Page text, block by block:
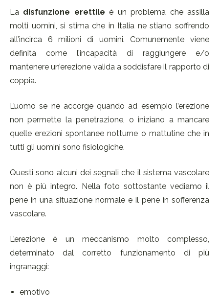
La disfunzione erettile è un problema che assilla
molti uomini, si stima che in Italia ne stiano soffrendo
all’incirca 6 milioni di uomini. Comunemente viene
definita come l’incapacità di raggiungere e/o
mantenere un’erezione valida a soddisfare il rapporto di
coppia.
L’uomo se ne accorge quando ad esempio l’erezione
non permette la penetrazione, o iniziano a mancare
quelle erezioni spontanee notturne o mattutine che in
tutti gli uomini sono fisiologiche.
Questi sono alcuni dei segnali che il sistema vascolare
non è più integro. Nella foto sottostante vediamo il
pene in una situazione normale e il pene in sofferenza
vascolare.
L’erezione è un meccanismo molto complesso,
determinato dal corretto funzionamento di più
ingranaggi:
emotivo